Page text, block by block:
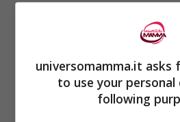
universomamma.it asks
to use your
following